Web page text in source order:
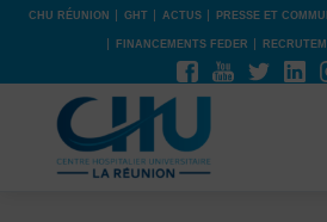
CHU RÉUNION GHT ACTUS PRESSE ET
FINANCEMENTS FEDER